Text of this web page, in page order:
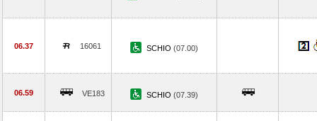
06.37 16061 SCHIO (07.00)
06.59 VE183 SCHIO (07.39)